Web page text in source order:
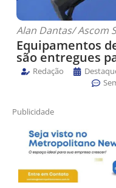
Alan Dantas/ Ascom
Equipamentos
são entregues
Redação
Publicidade